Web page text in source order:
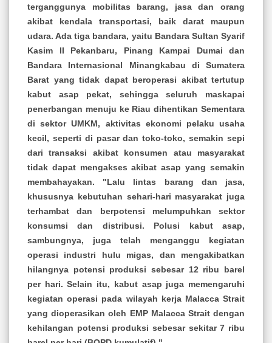
terganggunya mobilitas barang, jasa dan orang
akibat kendala transportasi, baik darat maupun
udara. Ada tiga bandara, yaitu Bandara Sultan Syarif
Kasim II Pekanbaru, Pinang Kampai Dumai dan
Bandara Internasional Minangkabau di Sumatera
Barat yang tidak dapat beroperasi akibat tertutup
kabut asap pekat, sehingga seluruh maskapai
penerbangan menuju ke Riau dihentikan Sementara
di sektor UMKM, aktivitas ekonomi pelaku usaha
kecil, seperti di pasar dan toko-toko, semakin sepi
dari transaksi akibat konsumen atau masyarakat
tidak dapat mengakses akibat asap yang semakin
membahayakan. "Lalu lintas barang dan jasa,
khususnya kebutuhan sehari-hari masyarakat juga
terhambat dan berpotensi melumpuhkan sektor
konsumsi dan distribusi. Polusi kabut asap,
sambungnya, juga telah menganggu kegiatan
operasi industri hulu migas, dan mengakibatkan
hilangnya potensi produksi sebesar 12 ribu barel
per hari. Selain itu, kabut asap juga memengaruhi
kegiatan operasi pada wilayah kerja Malacca Strait
yang dioperasikan oleh EMP Malacca Strait dengan
kehilangan potensi produksi sebesar sekitar 7 ribu